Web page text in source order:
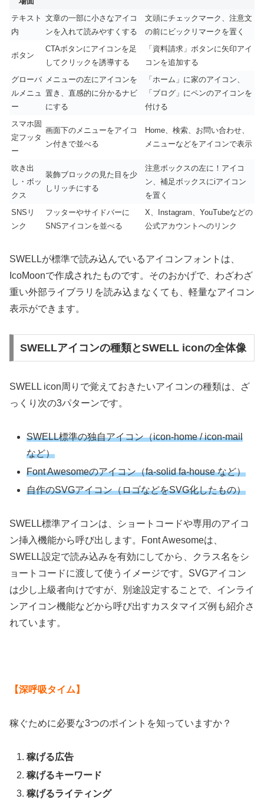
テキスト
内
文章の一部に小さなアイコ
ンを入れて読みやすくする
文頭にチェックマーク、注意文
の前にビックリマークを置く
ボタン
CTAボタンにアイコンを足
してクリックを誘導する
「資料請求」ボタンに矢印アイ
コンを追加する
グローバ
ルメニュ
ー
メニューの左にアイコンを
置き、直感的に分かるナビ
にする
「ホーム」に家のアイコン、
「ブログ」にペンのアイコンを
付ける
スマホ固
定フッタ
ー
画面下のメニューをアイコ
ン付きで並べる
Home、検索、お問い合わせ、
メニューなどをアイコンで表示
吹き出
し・ボッ
クス
装飾ブロックの見た目を少
しリッチにする
注意ボックスの左に！アイコ
ン、補足ボックスにiアイコン
を置く
SNSリ
ンク
フッターやサイドバーに
SNSアイコンを並べる
X、Instagram、YouTubeなどの
公式アカウントへのリンク
SWELLが標準で読み込んでいるアイコンフォントは、
IcoMoonで作成されたものです。そのおかげで、わざわざ
重い外部ライブラリを読み込まなくても、軽量なアイコン
表示ができます。
SWELLアイコンの種類とSWELL iconの全体像
SWELL icon周りで覚えておきたいアイコンの種類は、ざ
っくり次の3パターンです。
SWELL標準の独自アイコン（icon-home / icon-mail
など）
Font Awesomeのアイコン（fa-solid fa-house など）
自作のSVGアイコン（ロゴなどをSVG化したもの）
SWELL標準アイコンは、ショートコードや専用のアイコ
ン挿入機能から呼び出します。Font Awesomeは、
SWELL設定で読み込みを有効にしてから、クラス名をシ
ョートコードに渡して使うイメージです。SVGアイコン
は少し上級者向けですが、別途設定することで、インライ
ンアイコン機能などから呼び出すカスタマイズ例も紹介さ
れています。
【深呼吸タイム】
稼ぐために必要な3つのポイントを知っていますか？
稼げる広告
稼げるキーワード
稼げるライティング